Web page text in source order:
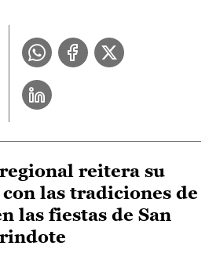
reitera su
las tradiciones de
las fiestas de San